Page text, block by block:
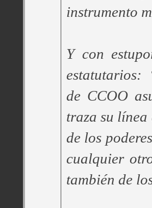
instrumento
Y con
estatutarios:
de CCOO
traza su
de los
cualquier
también de